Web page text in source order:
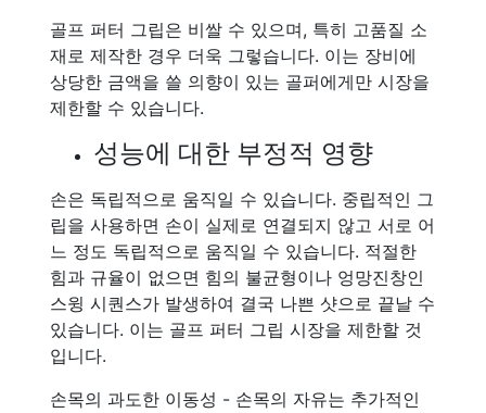
골프 퍼터 그립은 비쌀 수 있으며, 특히 고품질 소
재로 제작한 경우 더욱 그렇습니다. 이는 장비에
상당한 금액을 쓸 의향이 있는 골퍼에게만 시장을
제한할 수 있습니다.
성능에 대한 부정적 영향
손은 독립적으로 움직일 수 있습니다. 중립적인 그
립을 사용하면 손이 실제로 연결되지 않고 서로 어
느 정도 독립적으로 움직일 수 있습니다. 적절한
힘과 규율이 없으면 힘의 불균형이나 엉망진창인
스윙 시퀀스가 발생하여 결국 나쁜 샷으로 끝날 수
있습니다. 이는 골프 퍼터 그립 시장을 제한할 것
입니다.
손목의 과도한 이동성 - 손목의 자유는 추가적인